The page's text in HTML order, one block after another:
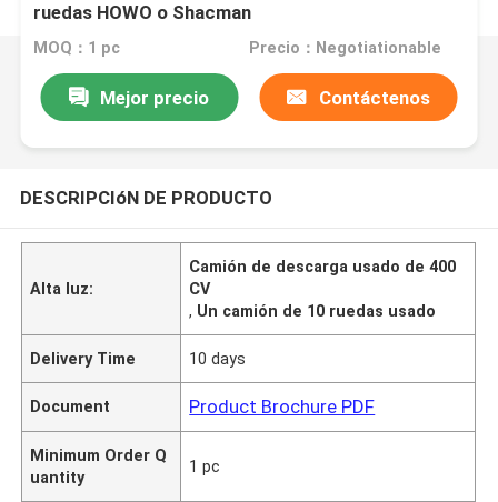
ruedas HOWO o Shacman
MOQ：1 pc Precio：Negotiationable
Mejor precio Contáctenos
DESCRIPCIóN DE PRODUCTO
Alta luz:
Camión de descarga usado de 400
CV
, Un camión de 10 ruedas usado
Delivery Time 10 days
Document Product Brochure PDF
Minimum Order Q
uantity
1 pc